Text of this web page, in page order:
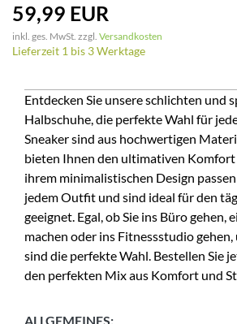
59,99 EUR
inkl. ges. MwSt. zzgl. Versandkosten
Lieferzeit 1 bis 3 Werktage
Entdecken Sie unsere schlichten und
Halbschuhe, die perfekte Wahl für
Sneaker sind aus hochwertigen
bieten Ihnen den ultimativen
ihrem minimalistischen Design
jedem Outfit und sind ideal für den
geeignet. Egal, ob Sie ins Büro gehen,
machen oder ins Fitnessstudio gehen,
sind die perfekte Wahl. Bestellen Sie
den perfekten Mix aus Komfort und
ALLGEMEINES: